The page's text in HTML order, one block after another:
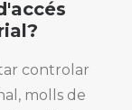
controlar
molls de